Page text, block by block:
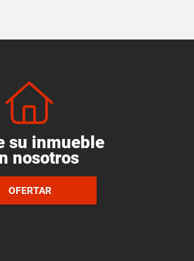
su inmueble
nosotros
OFERTAR